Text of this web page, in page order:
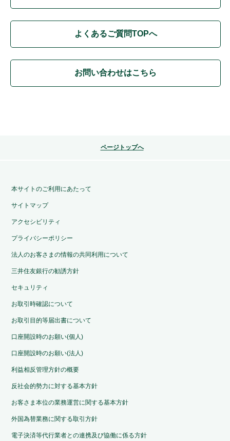
よくあるご質問TOPへ
お問い合わせはこちら
ページトップへ
本サイトのご利用にあたって
サイトマップ
アクセシビリティ
プライバシーポリシー
法人のお客さまの情報の共同利用について
三井住友銀行の勧誘方針
セキュリティ
お取引時確認について
お取引目的等届出書について
口座開設時のお願い(個人)
口座開設時のお願い(法人)
利益相反管理方針の概要
反社会的勢力に対する基本方針
お客さま本位の業務運営に関する基本方針
外国為替業務に関する取引方針
電子決済等代行業者との連携及び協働に係る方針